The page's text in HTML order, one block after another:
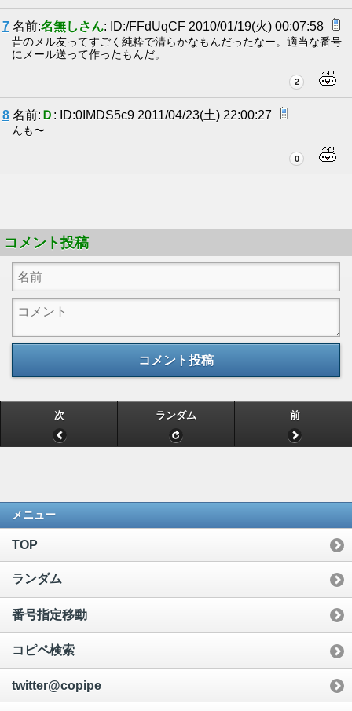
7 名前:名無しさん: ID:/FFdUqCF 2010/01/19(火) 00:07:58
昔のメル友ってすごく純粋で清らかなもんだったなー。適当な番号
にメール送って作ったもんだ。
2
8 名前: Ｄ : ID:0IMDS5c9 2011/04/23(土) 22:00:27
んも〜
0
コメント投稿
コメント投稿
次 ランダム 前
メニュー
TOP
ランダム
番号指定移動
コピペ検索
twitter@copipe